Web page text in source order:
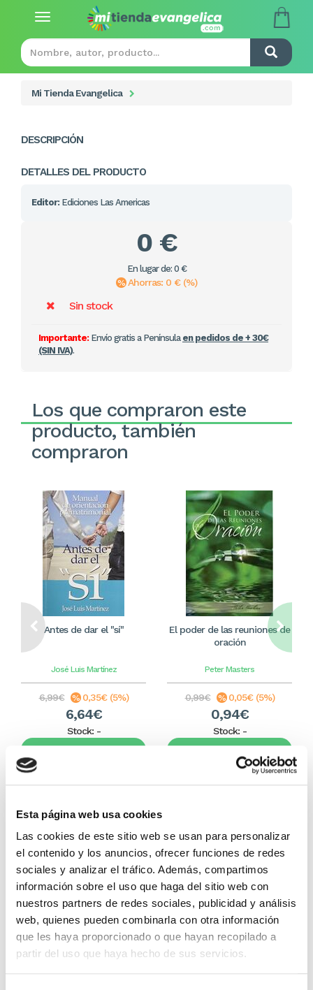
Esta página web usa cookies
Las cookies de este sitio web se usan para personalizar
el contenido y los anuncios, ofrecer funciones de redes
sociales y analizar el tráfico. Además, compartimos
información sobre el uso que haga del sitio web con
nuestros partners de redes sociales, publicidad y análisis
web, quienes pueden combinarla con otra información
que les haya proporcionado o que hayan recopilado a
partir del uso que haya hecho de sus servicios.
Toggle
Mi Tienda Evangelica
DESCRIPCIÓN
DETALLES DEL PRODUCTO
Editor: Ediciones Las Americas
0 €
En lugar de: 0 €
Ahorras: 0 € (%)
Sin stock
Importante:Envío gratis a Península en pedidos de + 30€
(SIN IVA).
Los que compraron este
producto, también
compraron
Antes de dar el "sí"
José Luis Martínez
6,99€ 0,35€ (5%)
6,64€
Stock: -
Comprar
El poder de las reuniones de
oración
Peter Masters
0,99€ 0,05€ (5%)
0,94€
Stock: -
Comprar
Otros títulos del autor